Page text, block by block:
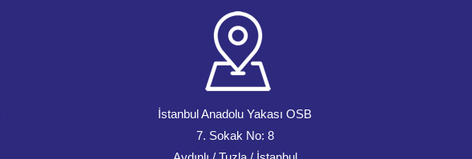
İstanbul Anadolu Yakası OSB
7. Sokak No: 8